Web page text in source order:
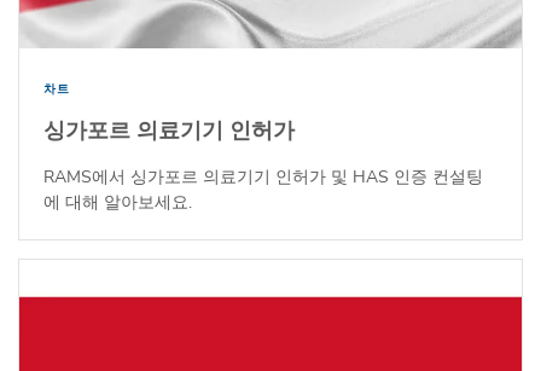
차트
싱가포르 의료기기 인허가
RAMS에서 싱가포르 의료기기 인허가 및 HAS 인증 컨설팅
에 대해 알아보세요.